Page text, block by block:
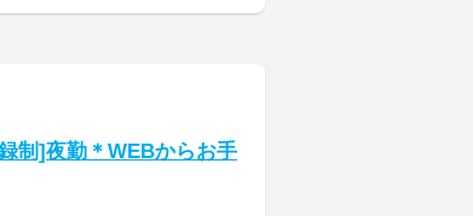
制]夜勤＊WEBからお手